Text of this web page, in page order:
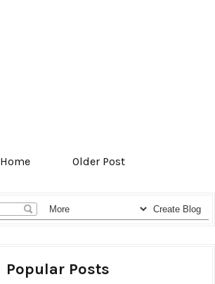
Home Older Post
Popular Posts